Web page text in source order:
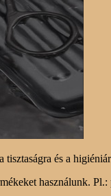
és a
használunk. Pl.: